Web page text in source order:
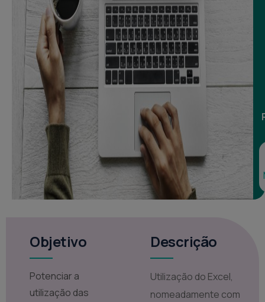
Voltar
loja
Objetivo
Potenciar a
utilização das
Descrição
Utilização do Excel,
nomeadamente com